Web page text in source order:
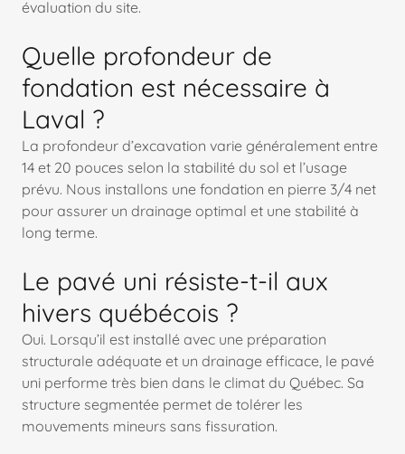
évaluation du site.
Quelle profondeur de
fondation est nécessaire à
Laval ?
La profondeur d’excavation varie généralement entre
14 et 20 pouces selon la stabilité du sol et l’usage
prévu. Nous installons une fondation en pierre 3/4 net
pour assurer un drainage optimal et une stabilité à
long terme.
Le pavé uni résiste-t-il aux
hivers québécois ?
Oui. Lorsqu’il est installé avec une préparation
structurale adéquate et un drainage efficace, le pavé
uni performe très bien dans le climat du Québec. Sa
structure segmentée permet de tolérer les
mouvements mineurs sans fissuration.